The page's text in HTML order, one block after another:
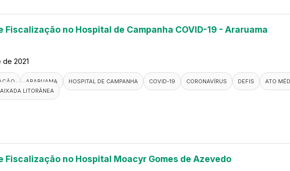
Fiscalização no Hospital de Campanha COVID-19 - Araruama
de 2021
ARARUAMA HOSPITAL DE CAMPANHA COVID-19 CORONAVÍRUS DEFIS
ATO
LITORÂNEA
Fiscalização no Hospital Moacyr Gomes de Azevedo